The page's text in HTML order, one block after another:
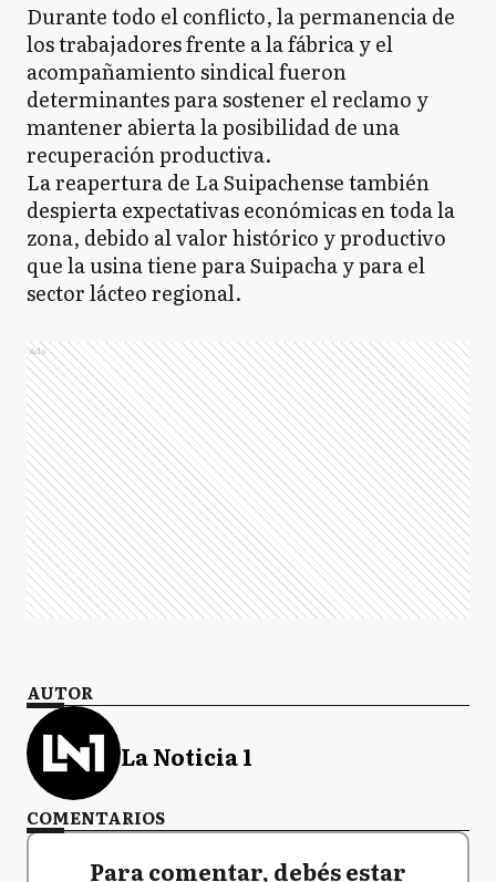
Durante todo el conflicto, la permanencia de
los trabajadores frente a la fábrica y el
acompañamiento sindical fueron
determinantes para sostener el reclamo y
mantener abierta la posibilidad de una
recuperación productiva.
La reapertura de La Suipachense también
despierta expectativas económicas en toda la
zona, debido al valor histórico y productivo
que la usina tiene para Suipacha y para el
sector lácteo regional.
Ads
AUTOR
La Noticia 1
COMENTARIOS
Para comentar, debés estar